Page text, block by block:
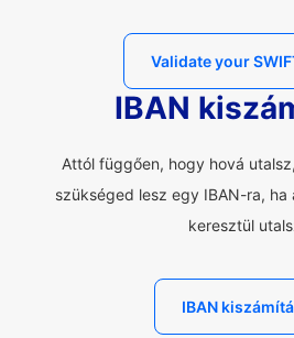
Validate your
IBAN
Attól függően, hogy hová
szükséged lesz egy IBAN-ra, ha
keresztül
IBAN